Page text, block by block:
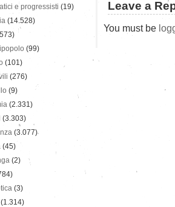
Leave a
You must be
e progressisti (19)
(14.528)
(99)
(101)
(276)
(9)
(2.331)
(3.303)
(3.077)
(45)
(2)
(3)
(1.314)